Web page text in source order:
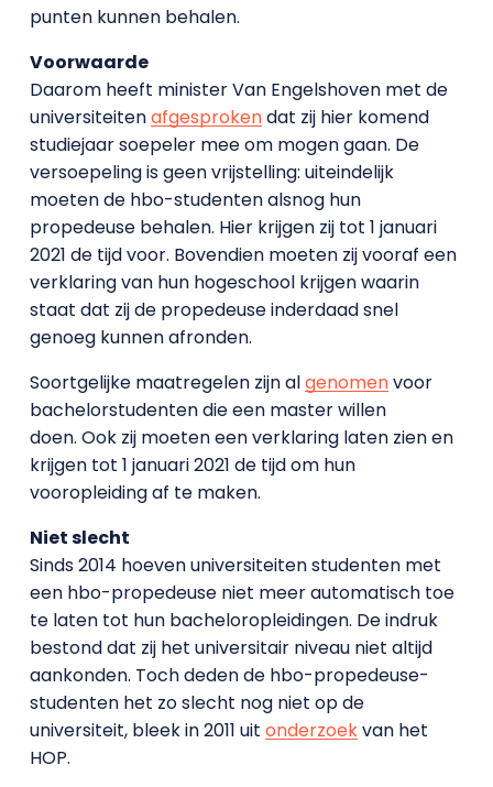
punten kunnen behalen.
Voorwaarde
Daarom heeft minister Van Engelshoven met de
universiteitenafgesprokendat zij hier komend
studiejaar soepeler mee om mogen gaan. De
versoepeling is geen vrijstelling: uiteindelijk
moeten de hbo-studenten alsnog hun
propedeuse behalen. Hier krijgen zij tot 1 januari
2021 de tijd voor. Bovendien moeten zij vooraf een
verklaring van hun hogeschool krijgen waarin
staat dat zij de propedeuse inderdaad snel
genoeg kunnen afronden.
Soortgelijke maatregelen zijn algenomenvoor
bachelorstudenten die een master willen
doen. Ook zij moeten een verklaring laten zien en
krijgen tot 1 januari 2021 de tijd om hun
vooropleiding af te maken.
Niet slecht
Sinds 2014 hoeven universiteiten studenten met
een hbo-propedeuse niet meer automatisch toe
te laten tot hun bacheloropleidingen. De indruk
bestond dat zij het universitair niveau niet altijd
aankonden. Toch deden de hbo-propedeuse-
studenten het zo slecht nog niet op de
universiteit, bleek in 2011 uit onderzoekvan het
HOP.